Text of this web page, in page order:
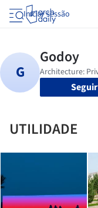
Iniciar sessão
Seguir
UTILIDADE